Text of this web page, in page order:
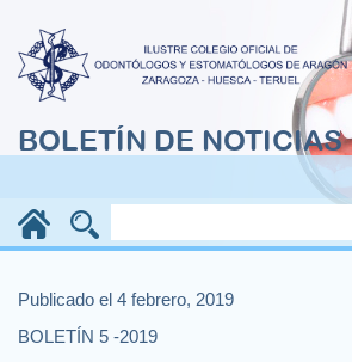
BOLETÍN DE NOTICIAS
Publicado el 4 febrero, 2019
BOLETÍN 5 -2019